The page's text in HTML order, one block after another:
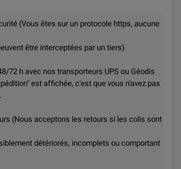
(Vous êtes sur un protocole https, aucune
être interceptées par un tiers)
72 h avec nos transporteurs UPS ou Géodis
est affichée, c'est que vous n'avez pas
(Nous acceptons les retours si les colis sont
détériorés, incomplets ou comportant